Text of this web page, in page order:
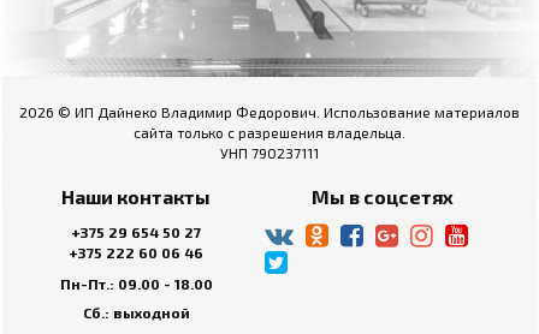
2026 © ИП Дайнеко Владимир Федорович. Использование материалов
сайта только с разрешения владельца.
УНП 790237111
Наши контакты
+375 29 654 50 27
+375 222 60 06 46
Пн-Пт.: 09.00 - 18.00
Сб.: выходной
Мы в соцсетях